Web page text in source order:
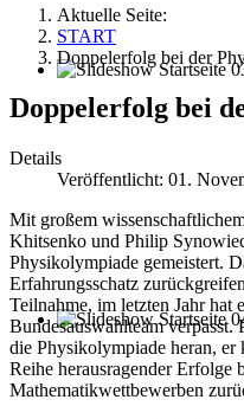
Aktuelle Seite:
START
Doppelerfolg bei der
Doppelerfolg bei
Details
Veröffentlicht: 01.
Mit großem
Khitsenko und Philip
Physikolympiade gemeistert.
Erfahrungsschatz
Teilnahme, im letzten Jahr
Bundesauswahlteam
die Physikolympiade heran, er
Reihe herausragender Erfolge
Mathematikwettbewerben